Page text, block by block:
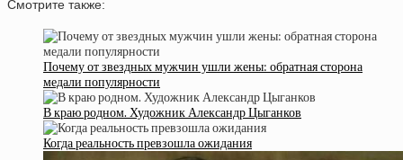
Смотрите также:
Почему от звездных мужчин ушли жены: обратная сторона
медали популярности
В краю родном. Художник Александр Цыганков
Когда реальность превзошла ожидания